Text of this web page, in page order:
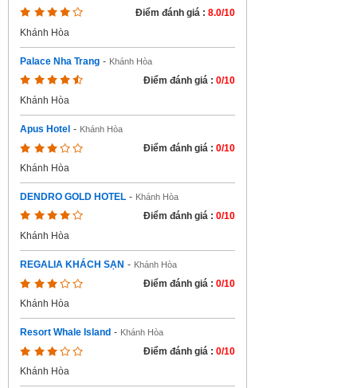
Điểm đánh giá : 8.0/10
Khánh Hòa
Palace Nha Trang - Khánh Hòa
Điểm đánh giá : 0/10
Khánh Hòa
Apus Hotel - Khánh Hòa
Điểm đánh giá : 0/10
Khánh Hòa
DENDRO GOLD HOTEL - Khánh Hòa
Điểm đánh giá : 0/10
Khánh Hòa
REGALIA KHÁCH SẠN - Khánh Hòa
Điểm đánh giá : 0/10
Khánh Hòa
Resort Whale Island - Khánh Hòa
Điểm đánh giá : 0/10
Khánh Hòa